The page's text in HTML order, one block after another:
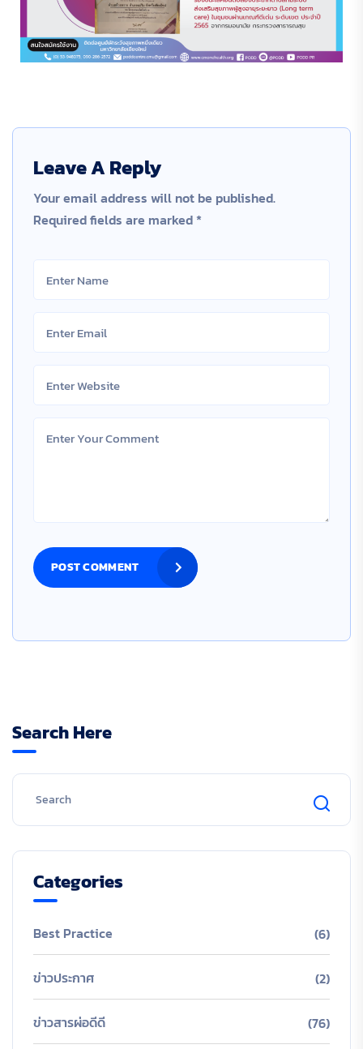
Leave A Reply
Your email address will not be published.
Required fields are marked *
POST COMMENT
Search Here
Categories
Best Practice (6)
ข่าวประกาศ (2)
ข่าวสารผ่อดีดี (76)